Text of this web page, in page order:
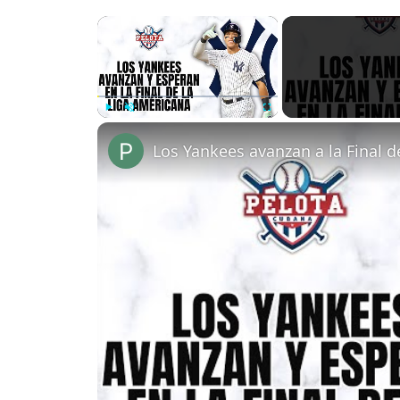
×
Los Yankees avanzan a la Final